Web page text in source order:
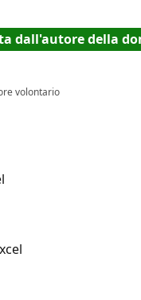
dall'autore della
volontario